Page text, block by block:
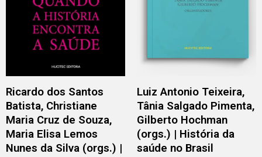
Ricardo dos Santos
Batista, Christiane
Maria Cruz de Souza,
Maria Elisa Lemos
Nunes da Silva (orgs.) |
Luiz Antonio Teixeira,
Tânia Salgado Pimenta,
Gilberto Hochman
(orgs.) | História da
saúde no Brasil